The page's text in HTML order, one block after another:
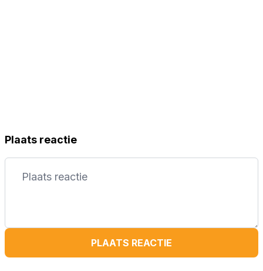
Plaats reactie
PLAATS REACTIE